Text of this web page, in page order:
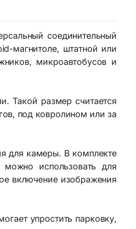
ТВ
пульты ДУ
соединительный
магнитоле, штатной или
микроавтобусов и
Такой размер считается
под ковролином или за
для камеры. В комплекте
использовать для
включение изображения
упростить парковку,